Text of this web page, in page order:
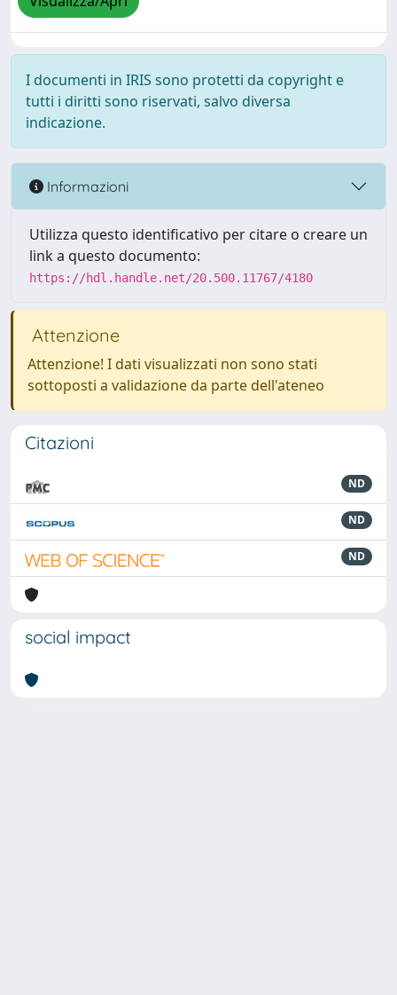
I documenti in IRIS sono protetti da copyright e
tutti i diritti sono riservati, salvo diversa
indicazione.
Informazioni
Utilizza questo identificativo per citare o creare un
link a questo documento:
https://hdl.handle.net/20.500.11767/4180
Attenzione
Attenzione! I dati visualizzati non sono stati
sottoposti a validazione da parte dell'ateneo
Citazioni
ND
ND
ND
social impact